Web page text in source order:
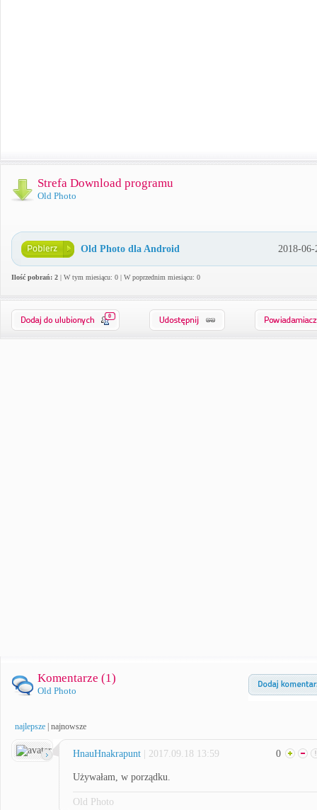
Strefa Download programu
Old Photo
Old Photo dla Android 2018-06-
Ilość pobrań: 2 | W tym miesiącu: 0 | W poprzednim miesiącu: 0
0
Komentarze (1)
Old Photo
najlepsze najnowsze
HnauHnakrapunt | 2017.09.18 13:59 0
Używałam, w porządku.
Old Photo